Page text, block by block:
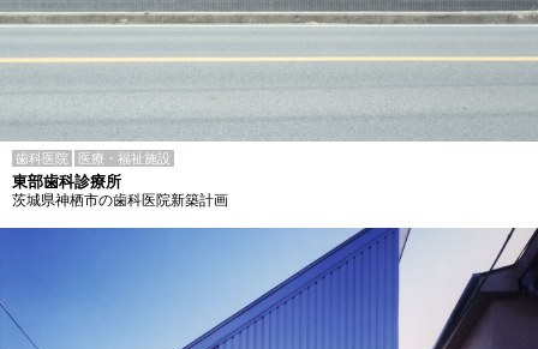
歯科医院 医療・福祉施設
東部歯科診療所
茨城県神栖市の歯科医院新築計画